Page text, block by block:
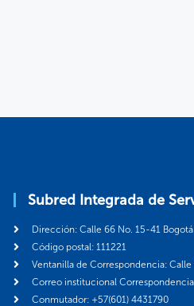
Subred Integrada de
Dirección: Calle 66 No. 15-41
Código postal: 111221
Ventanilla de Correspondencia: Calle
Correo institucional
Conmutador: +57(601) 4431790